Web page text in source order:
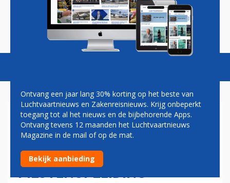
Magazine Podcasts Vacatures
BRUSSELS AIRLINES
GEBRUIKT NU VIRTUAL
REALITY IN
PILOTENOPLEIDING
Ontvang een jaar lang 30% korting op het beste van
Luchtvaartnieuws en Zakenreisnieuws. Krijg onbeperkt
toegang tot al het nieuws en de bijbehorende Apps.
Ontvang tevens 12 maanden het Luchtvaartnieuws
Magazine in de mail of op de mat.
Bekijk aanbieding